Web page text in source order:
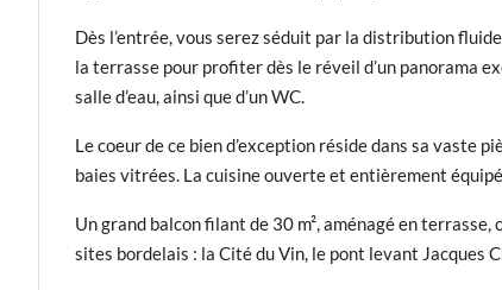
Dès l’entrée, vous serez séduit par la distribution
la terrasse pour profiter dès le réveil d’un panorama
salle d’eau, ainsi que d’un WC.
Le coeur de ce bien d’exception réside dans sa vaste
baies vitrées. La cuisine ouverte et entièrement
Un grand balcon filant de 30 m², aménagé en
sites bordelais : la Cité du Vin, le pont levant Jacques